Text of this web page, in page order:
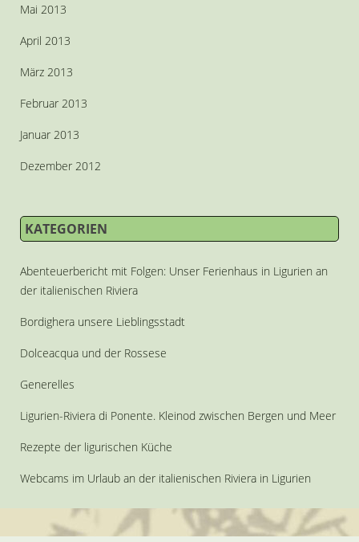
Mai 2013
April 2013
März 2013
Februar 2013
Januar 2013
Dezember 2012
KATEGORIEN
Abenteuerbericht mit Folgen: Unser Ferienhaus in Ligurien an
der italienischen Riviera
Bordighera unsere Lieblingsstadt
Dolceacqua und der Rossese
Generelles
Ligurien-Riviera di Ponente. Kleinod zwischen Bergen und Meer
Rezepte der ligurischen Küche
Webcams im Urlaub an der italienischen Riviera in Ligurien